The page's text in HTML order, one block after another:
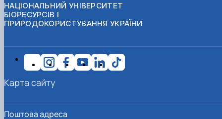
НАЦІОНАЛЬНИЙ УНІВЕРСИТЕТ
БІОРЕСУРСІВ І
ПРИРОДОКОРИСТУВАННЯ УКРАЇНИ
Поштова адреса
Карта сайту